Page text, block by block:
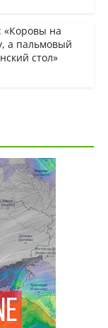
«Коровы на
а пальмовый
стол»